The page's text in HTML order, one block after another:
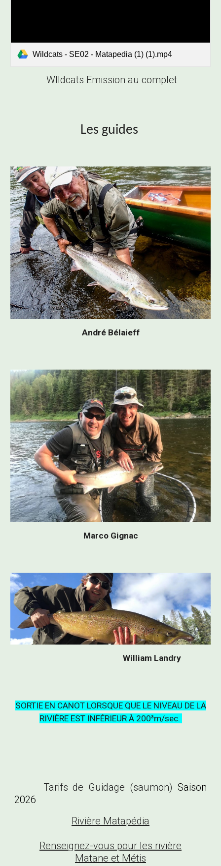
Wildcats - SE02 - Matapedia (1) (1).mp4
WIldcats Emission au complet
Les guides
André Bélaieff
Marco Gignac
William Landry
SORTIE EN CANOT LORSQUE QUE LE NIVEAU DE LA
RIVIÈRE EST INFÉRIEUR À 200³m/sec.
Tarifs de Guidage (saumon) Saison
2026
Rivière Matapédia
Renseignez-vous pour les rivière
Matane et Métis